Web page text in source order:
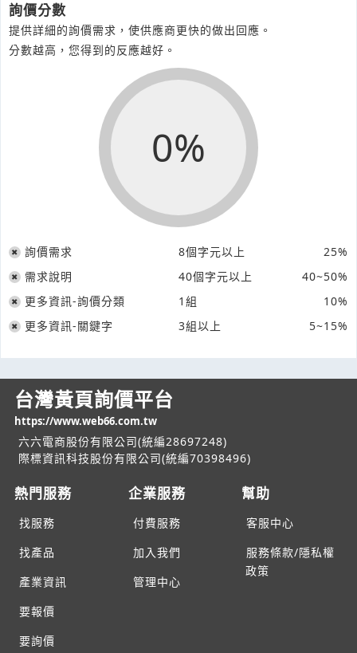
詢價分數
提供詳細的詢價需求，使供應商更快的做出回應。
分數越高，您得到的反應越好。
0%
詢價需求 8個字元以上
25%
需求說明
40個字元以上
40~50%
更多資訊-詢價分類
1組
10%
更多資訊-關鍵字
3組以上 5~15%
台灣黃頁詢價平台
https://www.web66.com.tw
六六電商股份有限公司(統編28697248)
際標資訊科技股份有限公司(統編70398496)
熱門服務
找服務
找產品
產業資訊
要報價
要詢價
企業服務
付費服務
加入我們
管理中心
幫助
客服中心
服務條款/隱私權
政策